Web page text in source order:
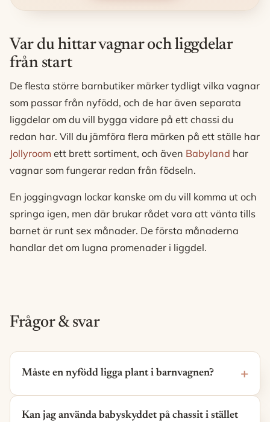
Var du hittar vagnar och liggdelar
från start
De flesta större barnbutiker märker tydligt vilka vagnar
som passar från nyfödd, och de har även separata
liggdelar om du vill bygga vidare på ett chassi du
redan har. Vill du jämföra flera märken på ett ställe har
Jollyroom ett brett sortiment, och även Babyland har
vagnar som fungerar redan från födseln.
En joggingvagn lockar kanske om du vill komma ut och
springa igen, men där brukar rådet vara att vänta tills
barnet är runt sex månader. De första månaderna
handlar det om lugna promenader i liggdel.
Frågor & svar
Måste en nyfödd ligga plant i barnvagnen?
Kan jag använda babyskyddet på chassit i stället